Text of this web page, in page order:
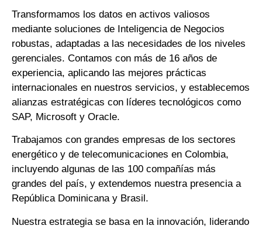
Transformamos los datos en activos valiosos
mediante soluciones de Inteligencia de Negocios
robustas, adaptadas a las necesidades de los niveles
gerenciales. Contamos con más de 16 años de
experiencia, aplicando las mejores prácticas
internacionales en nuestros servicios, y establecemos
alianzas estratégicas con líderes tecnológicos como
SAP, Microsoft y Oracle.
Trabajamos con grandes empresas de los sectores
energético y de telecomunicaciones en Colombia,
incluyendo algunas de las 100 compañías más
grandes del país, y extendemos nuestra presencia a
República Dominicana y Brasil.
Nuestra estrategia se basa en la innovación, liderando